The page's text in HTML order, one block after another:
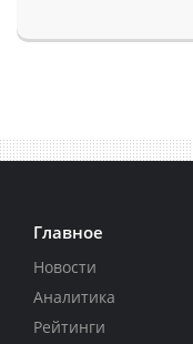
Главное
Новости
Аналитика
Рейтинги